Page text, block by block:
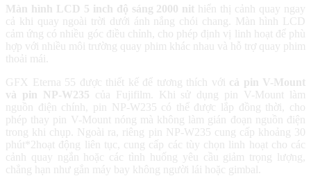
Màn hình LCD 5 inch độ sáng 2000 nit
hiển thị cảnh quay ngay
cả khi quay ngoài trời dưới ánh nắng chói chang. Màn hình LCD
cảm ứng có nhiều góc điều chỉnh, cho phép định vị linh hoạt để phù
hợp với nhiều môi trường quay phim khác nhau và hỗ trợ quay phim
thoải mái.
GFX Eterna 55 được thiết kế để tương thích với cả pin V-Mount
và pin NP-W235 của Fujifilm. Khi sử dụng pin V-Mount làm
nguồn điện chính, pin NP-W235 có thể được lắp đồng thời, cho
phép thay pin V-Mount nóng mà không làm gián đoạn nguồn điện
trong khi chụp. Ngoài ra, riêng pin NP-W235 cung cấp khoảng 30
phút*2hoạt động liên tục, cung cấp các tùy chọn linh hoạt cho các
cảnh quay ngắn hoặc các tình huống yêu cầu giảm trọng lượng,
chẳng hạn như gắn máy bay không người lái hoặc gimbal.